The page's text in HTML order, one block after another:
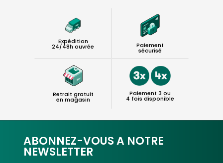
Expédition
24/48h ouvrée Paiement
sécurisé
Retrait gratuit
en magasin
Paiement 3 ou
4 fois disponible
ABONNEZ-VOUS A NOTRE
NEWSLETTER